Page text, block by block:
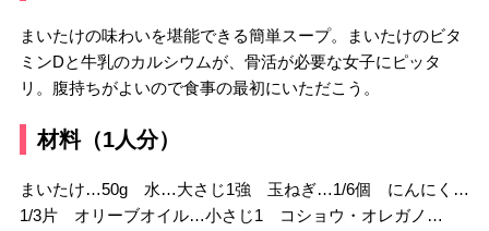
まいたけの味わいを堪能できる簡単スープ。まいたけのビタ
ミンDと牛乳のカルシウムが、骨活が必要な女子にピッタ
リ。腹持ちがよいので食事の最初にいただこう。
材料（1人分）
まいたけ…50g 水…大さじ1強 玉ねぎ…1/6個 にんにく…
1/3片 オリーブオイル…小さじ1 コショウ・オレガノ…